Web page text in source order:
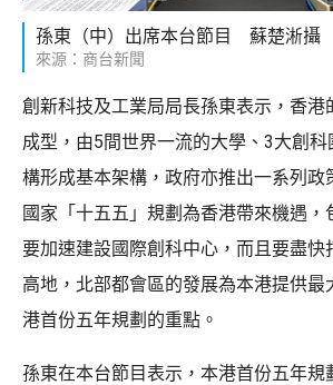
孫東（中）出席本台節目 蘇楚淅攝
來源：商台新聞
創新科技及工業局局長孫東表示，香港
成型，由5間世界一流的大學、3大創
構形成基本架構，政府亦推出一系列政
國家「十五五」規劃為香港帶來機遇，
要加速建設國際創科中心，而且要盡快
高地，北部都會區的發展為本港提供最
港首份五年規劃的重點。
孫東在本台節目表示，本港首份五年規